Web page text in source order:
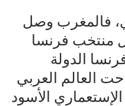
فالمغرب وصل
منتخب فرنسا
الدولة
العالم العربي
الإستعماري الأسود